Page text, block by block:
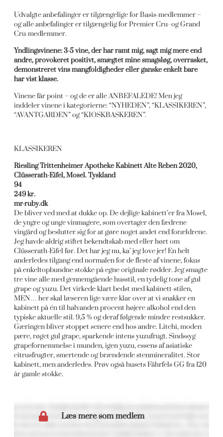
Udvalgte anbefalinger er tilgængelige for Basis-medlemmer –
og alle anbefalinger er tilgængelig for Premier Cru- og Grand
Cru-medlemmer.
Yndlingsvinene: 3-5 vine, der har ramt mig, sagt mig mere end
andre, provokeret positivt, smægtet mine smagsløg, overrasket,
demonstreret vins mangfoldigheder eller ganske enkelt bare
har vist klasse.
Vinene får point – og de er alle ANBEFALEDE! Men jeg
inddeler vinene i kategorierne: “NYHEDEN”, “KLASSIKEREN”,
“AVANTGARDEN” og “KIOSKBASKEREN”.
KLASSIKEREN
Riesling Trittenheimer Apotheke Kabinett Alte Reben 2020,
Clüsserath-Eifel, Mosel. Tyskland
94
249 kr.
mr-ruby.dk
De bliver ved med at dukke op. De dejlige kabinett’er fra Mosel,
de yngre og unge vinmagere, som overtager den fædrene
vingård og beslutter sig for at gøre noget andet end forældrene.
Jeg havde aldrig stiftet bekendtskab med eller hørt om
Clüsserath-Eifel før. Det har jeg nu, ka’ jeg love jer! En helt
anderledes tilgang end normalen for de fleste af vinene, fokus
på enkeltopbundne stokke på egne originale rødder. Jeg smagte
tre vine alle med gennemgående husstil, en tydelig tone af gul
grape og yuzu. Det virkede klart bedst med kabinett-stilen,
MEN… her skal læseren lige være klar over at vi snakker en
kabinett på én til halvanden procent højere alkohol end den
typiske aktuelle stil. 9,5 % og deraf følgende mindre restsukker.
Gæringen bliver stoppet senere end hos andre. Litchi, moden
pære, røget gul grape, sparkende intens yuzufrugt. Sindssyg
grapefornemmelse i munden, igen yuzu, essens af asiatiske
citrusfrugter, smertende og brændende stenmineralitet. Stor
kabinett, men anderledes. Prøv også husets Fährfels GG fra 120
år gamle stokke.
Læs mere som medlem